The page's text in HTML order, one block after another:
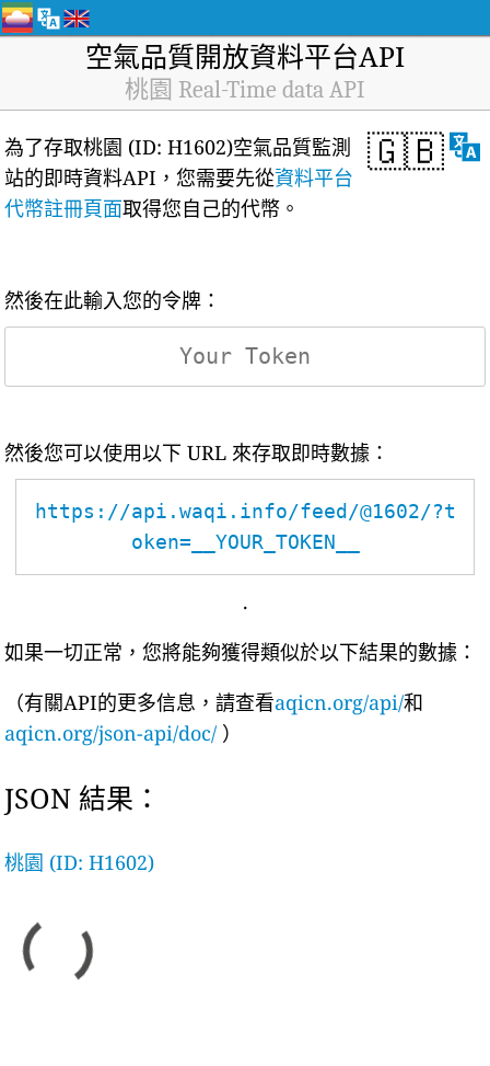
空氣品質開放資料平台API
桃園 Real-Time data API
🇬🇧
為了存取桃園 (ID: H1602)空氣品質監測
站的即時資料API，您需要先從資料平台
代幣註冊頁面取得您自己的代幣。
然後在此輸入您的令牌：
然後您可以使用以下 URL 來存取即時數據：
https://api.waqi.info/feed/@1602/?t
oken=__YOUR_TOKEN__
.
如果一切正常，您將能夠獲得類似於以下結果的數據：
（有關API的更多信息，請查看aqicn.org/api/和
aqicn.org/json-api/doc/ ）
JSON 結果：
桃園 (ID: H1602)